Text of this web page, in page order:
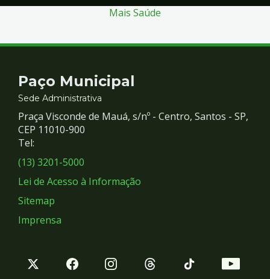
Mais Saúde
Contato
e
Redes
Sociais
Paço Municipal
Sede Administrativa
Praça Visconde de Mauá, s/nº - Centro, Santos - SP,
CEP 11010-900
Tel:
(13) 3201-5000
Lei de Acesso à Informação
Sitemap
Imprensa